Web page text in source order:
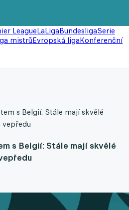
LeagueLaLigaBundesligaSerie
mistrůEvropská ligaKonferenční
s Belgií: Stále mají skvělé
vepředu
s Belgií: Stále mají skvělé